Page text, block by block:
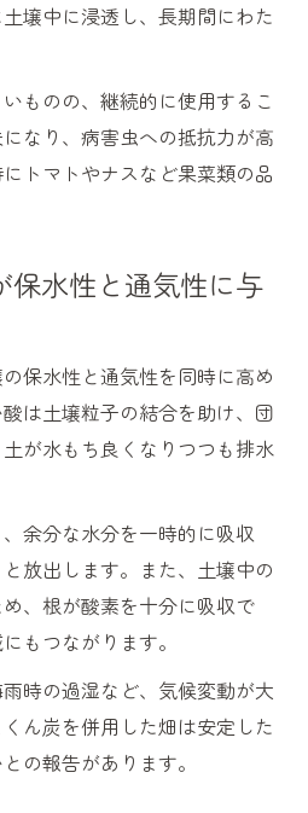
壌中に浸透し、長期間にわた
ものの、継続的に使用するこ
なり、病害虫への抵抗力が高
トマトやナスなど果菜類の品
保水性と通気性に与
保水性と通気性を同時に高め
は土壌粒子の結合を助け、団
が水もち良くなりつつも排水
余分な水分を一時的に吸収
放出します。また、土壌中の
、根が酸素を十分に吸収で
もつながります。
時の過湿など、気候変動が大
ん炭を併用した畑は安定した
の報告があります。